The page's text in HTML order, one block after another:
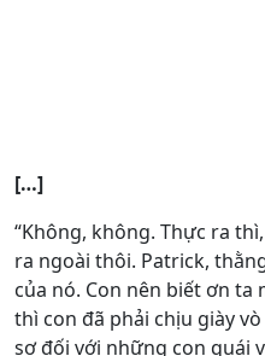
[…]
“Không, không. Thực ra
ra ngoài thôi. Patrick,
của nó. Con nên biết ơn ta
thì con đã phải chịu giày
sợ đối với những con quái